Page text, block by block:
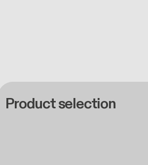
Product selection